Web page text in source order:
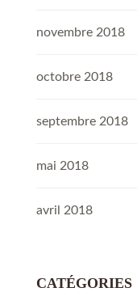
novembre 2018
octobre 2018
septembre 2018
mai 2018
avril 2018
CATÉGORIES